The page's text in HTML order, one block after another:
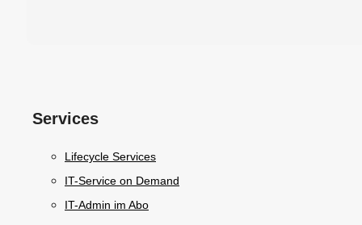
Services
Lifecycle Services
IT-Service on Demand
IT-Admin im Abo